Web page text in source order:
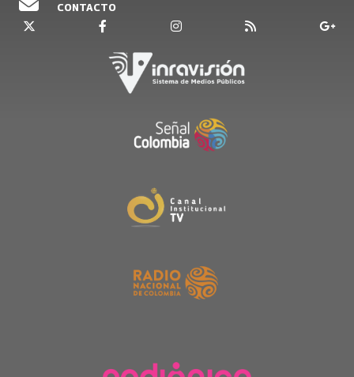
CONTACTO